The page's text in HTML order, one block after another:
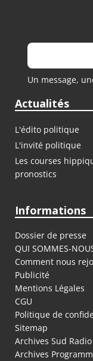
Un message,
Actualités
L'édito politique
L'invité politique
Les courses
pronostics
Informations
Dossier de presse
QUI SOMMES-
Comment nous
Publicité
Mentions Légales
CGU
Politique de
Sitemap
Archives Sud Radio
Archives